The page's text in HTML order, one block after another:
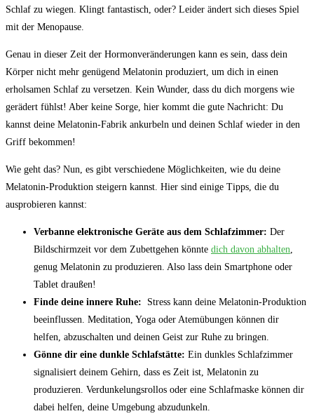
Schlaf zu wiegen.‌ Klingt fantastisch, oder? Leider ändert sich​ dieses ⁤Spiel
mit‌ der Menopause.
Genau in dieser Zeit der ‍Hormonveränderungen kann es⁣ sein, ⁣dass dein
Körper⁤ nicht ⁢mehr genügend Melatonin⁢ produziert, ⁤um dich in ⁣einen
erholsamen Schlaf ⁤zu versetzen. Kein Wunder, dass du dich morgens wie
gerädert‌ fühlst! Aber keine Sorge, ⁢hier ⁣kommt ⁣die ​gute Nachricht: Du
kannst deine Melatonin-Fabrik⁤ ankurbeln und deinen Schlaf wieder in den
Griff⁣ bekommen!
Wie geht das? Nun, es gibt⁢ verschiedene Möglichkeiten, wie du deine
Melatonin-Produktion steigern kannst. Hier sind einige Tipps, ⁢die du
ausprobieren kannst:
Verbanne elektronische Geräte aus ⁤dem Schlafzimmer: ⁤Der
Bildschirmzeit⁣ vor dem Zubettgehen könnte dich davon ⁤abhalten
genug Melatonin zu produzieren. Also lass dein⁣ Smartphone oder
‌Tablet draußen!
Finde deine innere Ruhe: ​ Stress ​kann deine Melatonin-Produktion
beeinflussen. Meditation, Yoga ​oder Atemübungen können dir
helfen,‌ abzuschalten und deinen Geist zur Ruhe zu bringen.
Gönne dir eine dunkle ⁤Schlafstätte: ⁢Ein dunkles Schlafzimmer
signalisiert ⁢deinem Gehirn, dass ​es Zeit ist, Melatonin zu
produzieren.‌ Verdunkelungsrollos⁤ oder eine ⁤Schlafmaske‍ können ⁢dir ​
dabei helfen, deine Umgebung abzudunkeln.